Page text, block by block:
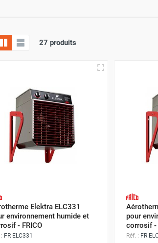
27 produits
Elektra ELC331
environnement humide et
- FRICO
FR ELC331
pour
corrosif -
Réf. : FR